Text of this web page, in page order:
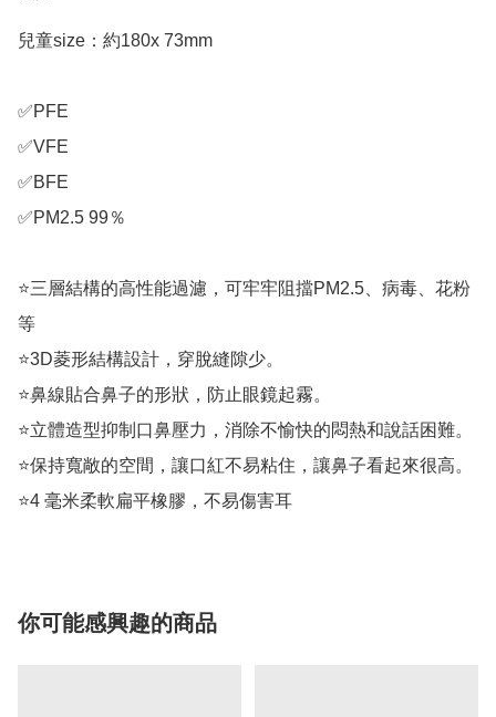
兒童size：約180x 73mm
✅PFE
✅VFE
✅BFE
✅PM2.5 99％
⭐️三層結構的高性能過濾，可牢牢阻擋PM2.5、病毒、花粉
等
⭐️3D菱形結構設計，穿脫縫隙少。
⭐️鼻線貼合鼻子的形狀，防止眼鏡起霧。
⭐️立體造型抑制口鼻壓力，消除不愉快的悶熱和說話困難。
⭐️保持寬敞的空間，讓口紅不易粘住，讓鼻子看起來很高。
⭐️4 毫米柔軟扁平橡膠，不易傷害耳
你可能感興趣的商品